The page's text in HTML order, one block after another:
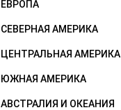
ЕВРОПА
СЕВЕРНАЯ АМЕРИКА
ЦЕНТРАЛЬНАЯ АМЕРИКА
ЮЖНАЯ АМЕРИКА
АВСТРАЛИЯ И ОКЕАНИЯ